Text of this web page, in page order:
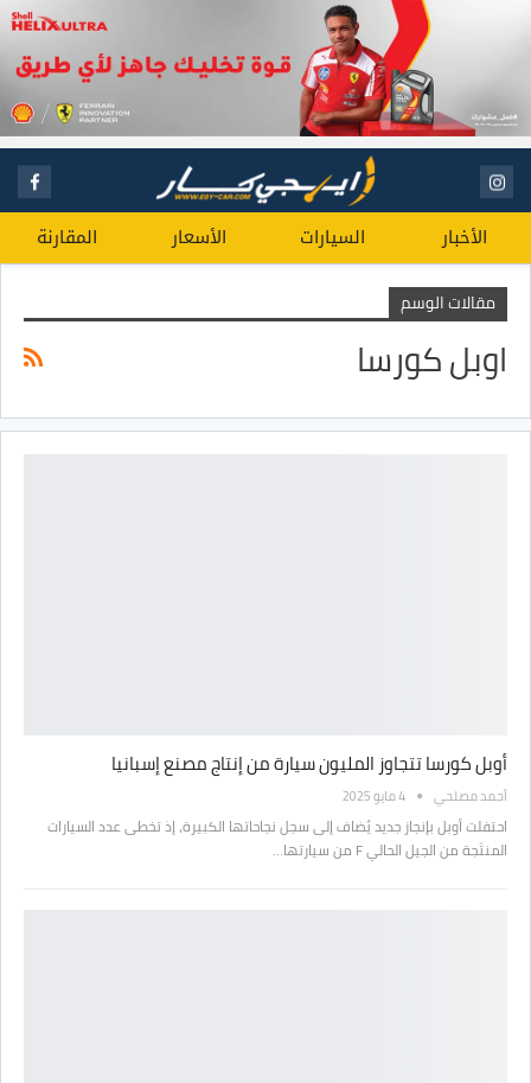
الأخبار السيارات الأسعار المقارنة
مقالات الوسم
اوبل كورسا
أوبل كورسا تتجاوز المليون سيارة من إنتاج مصنع إسبانيا
أحمد مصلحي 4 مايو 2025
احتفلت أوبل بإنجاز جديد يُضاف إلى سجل نجاحاتها الكبيرة، إذ تخطى عدد السيارات
المنتَجة من الجيل الحالي F من سيارتها…